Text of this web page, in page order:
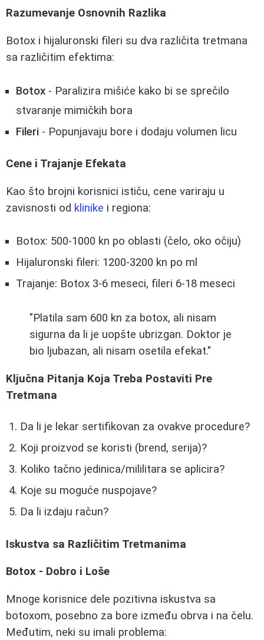
Razumevanje Osnovnih Razlika
Botox i hijaluronski fileri su dva različita tretmana
sa različitim efektima:
Botox - Paralizira mišiće kako bi se sprečilo
stvaranje mimičkih bora
Fileri - Popunjavaju bore i dodaju volumen licu
Cene i Trajanje Efekata
Kao što brojni korisnici ističu, cene variraju u
zavisnosti od klinike i regiona:
Botox: 500-1000 kn po oblasti (čelo, oko očiju)
Hijaluronski fileri: 1200-3200 kn po ml
Trajanje: Botox 3-6 meseci, fileri 6-18 meseci
"Platila sam 600 kn za botox, ali nisam
sigurna da li je uopšte ubrizgan. Doktor je
bio ljubazan, ali nisam osetila efekat."
Ključna Pitanja Koja Treba Postaviti Pre
Tretmana
Da li je lekar sertifikovan za ovakve procedure?
Koji proizvod se koristi (brend, serija)?
Koliko tačno jedinica/mililitara se aplicira?
Koje su moguće nuspojave?
Da li izdaju račun?
Iskustva sa Različitim Tretmanima
Botox - Dobro i Loše
Mnoge korisnice dele pozitivna iskustva sa
botoxom, posebno za bore između obrva i na čelu.
Međutim, neki su imali problema: